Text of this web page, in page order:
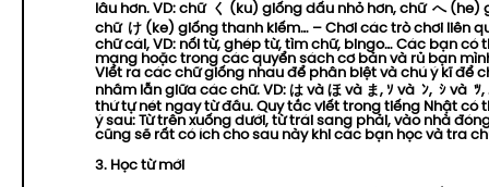
lâu hơn. VD: chữ く (ku) giống dấu nhỏ hơn, chữ へ (he)
chữ け (ke) giống thanh kiếm… – Chơi các trò chơi liên
chữ cái, VD: nối từ, ghép từ, tìm chữ, bingo… Các bạn có
mạng hoặc trong các quyển sách cơ bản và rủ bạn
Viết ra các chữ giống nhau để phân biệt và chú ý kĩ để
nhầm lẫn giữa các chữ. VD: は và ほ và ま, ｿ và ﾝ, ｼ và ﾂ
thứ tự nét ngay từ đầu. Quy tắc viết trong tiếng Nhật có
ý sau: Từ trên xuống dưới, từ trái sang phải, vào nhà
cũng sẽ rất có ích cho sau này khi các bạn học và tra
3. Học từ mới